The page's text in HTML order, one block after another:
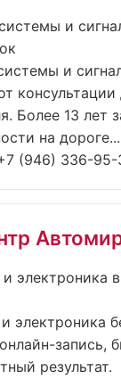
и
и
Более 13 лет
на
(946) 336-95-
электроника в
электроника
запись,
результат.